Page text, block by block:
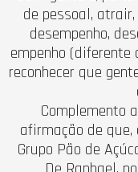
de pessoal,
desempenho,
empenho (diferente
reconhecer que
Complemento
afirmação de que,
Grupo Pão de